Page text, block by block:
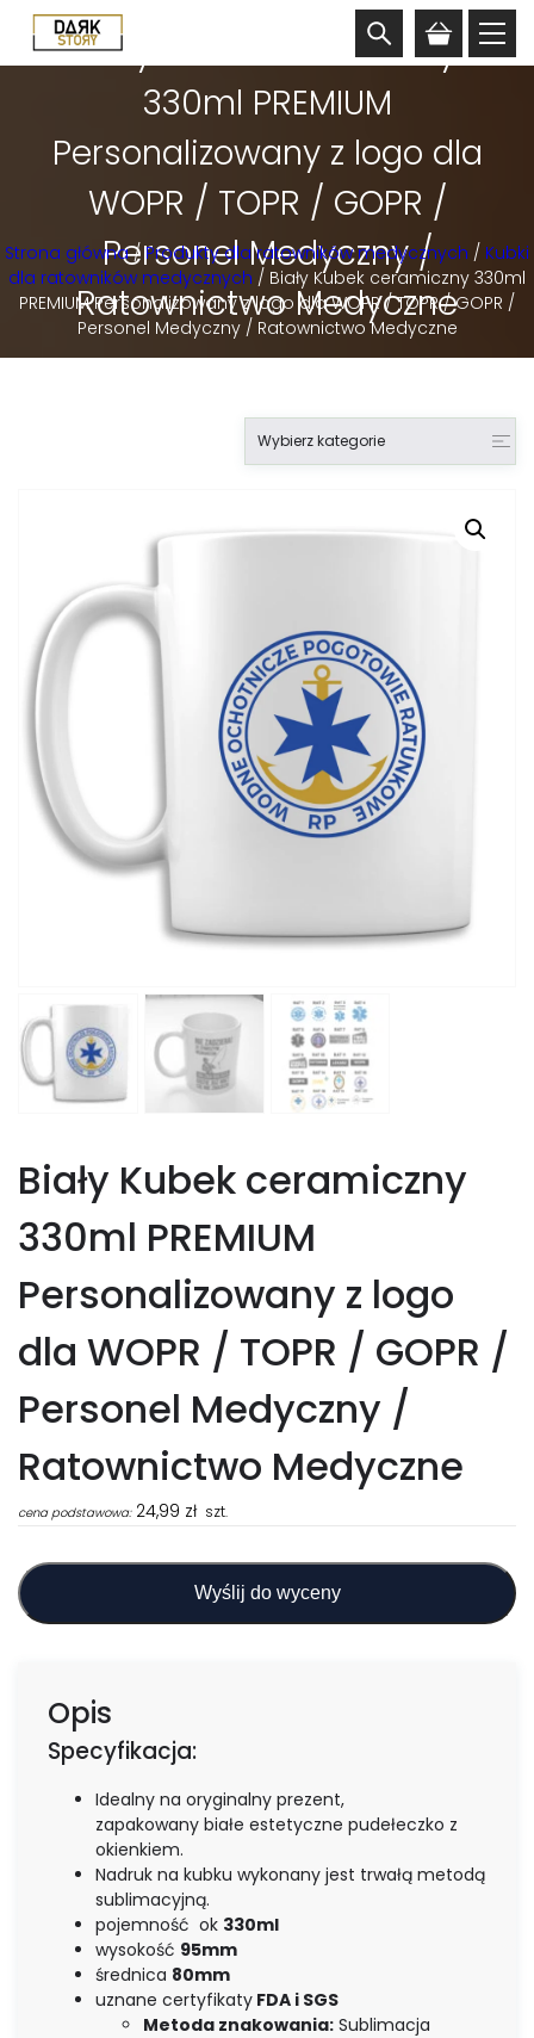
Biały Kubek ceramiczny
330ml PREMIUM
Personalizowany z logo dla
WOPR / TOPR / GOPR /
Personel Medyczny /
Ratownictwo Medyczne
Strona główna/Produkty dla ratowników medycznych / Kubki
dla ratowników medycznych / Biały Kubek ceramiczny 330ml
PREMIUM Personalizowany z logo dla WOPR / TOPR / GOPR /
Personel Medyczny / Ratownictwo Medyczne
Wybierz kategorie
Biały Kubek ceramiczny
330ml PREMIUM
Personalizowany z logo
dla WOPR / TOPR / GOPR /
Personel Medyczny /
Ratownictwo Medyczne
cena podstawowa: 24,99 zł szt.
Wyślij do wyceny
Opis
Specyfikacja:
Idealny na oryginalny prezent,
zapakowany białe estetyczne pudełeczko z
okienkiem.
Nadruk na kubku wykonany jest trwałą metodą
sublimacyjną.
pojemność ok 330ml
wysokość 95mm
średnica 80mm
uznane certyfikaty FDA i SGS
Metoda znakowania: Sublimacja